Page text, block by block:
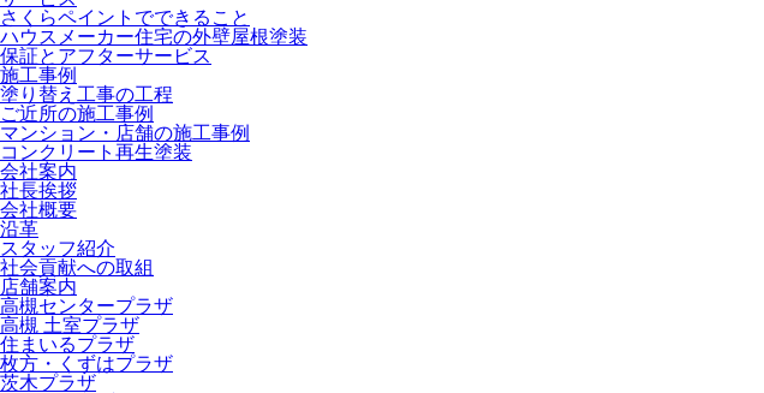
さくらペイントでできること
ハウスメーカー住宅の外壁屋根塗装
保証とアフターサービス
施工事例
塗り替え工事の工程
ご近所の施工事例
マンション・店舗の施工事例
コンクリート再生塗装
会社案内
社長挨拶
会社概要
沿革
スタッフ紹介
社会貢献への取組
店舗案内
高槻センタープラザ
高槻 土室プラザ
住まいるプラザ
枚方・くずはプラザ
茨木プラザ